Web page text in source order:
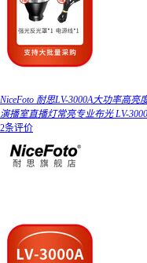
NiceFoto 耐思LV-3000A大功率高
演播室直播灯常亮专业布光 LV-
2条评价